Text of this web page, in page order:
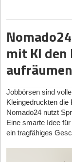
Digitaler
Ausbildung
mit KI
Jobbörsen sind
Kleingedruckten
Nomado24 nutzt
Eine smarte Idee
ein tragfähiges